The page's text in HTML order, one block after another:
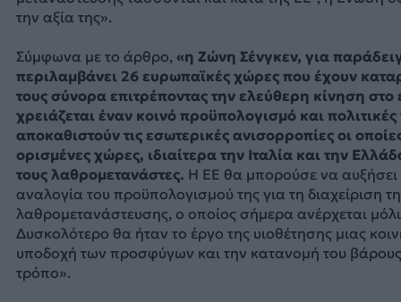
την αξία της».
Σύμφωνα με το άρθρο, «η Ζώνη Σένγκεν, για
περιλαμβάνει 26 ευρωπαϊκές χώρες που έχουν
τους σύνορα επιτρέποντας την ελεύθερη κίνηση στο
χρειάζεται έναν κοινό προϋπολογισμό και
αποκαθιστούν τις εσωτερικές ανισορροπίες οι
ορισμένες χώρες, ιδιαίτερα την Ιταλία και την
τους λαθρομετανάστες. Η ΕΕ θα μπορούσε να αυξήσει
αναλογία του προϋπολογισμού της για τη διαχείριση
λαθρομετανάστευσης, ο οποίος σήμερα ανέρχεται
Δυσκολότερο θα ήταν το έργο της υιοθέτησης μιας
υποδοχή των προσφύγων και την κατανομή του βάρους
τρόπο».